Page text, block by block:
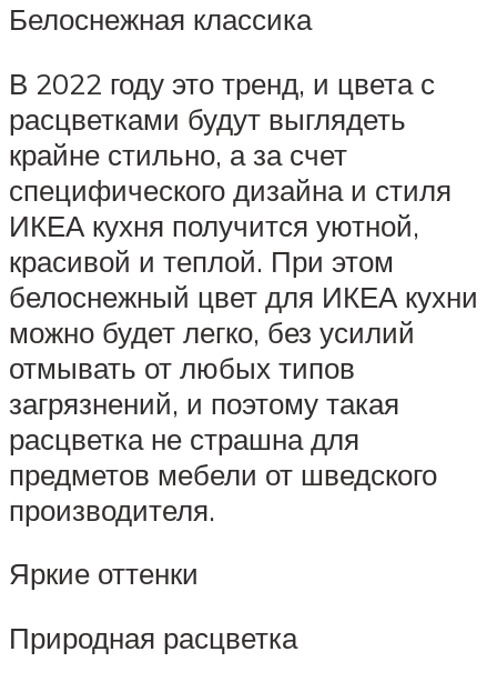
Белоснежная классика
В 2022 году это тренд, и цвета с
расцветками будут выглядеть
крайне стильно, а за счет
специфического дизайна и стиля
ИКЕА кухня получится уютной,
красивой и теплой. При этом
белоснежный цвет для ИКЕА кухни
можно будет легко, без усилий
отмывать от любых типов
загрязнений, и поэтому такая
расцветка не страшна для
предметов мебели от шведского
производителя.
Яркие оттенки
Природная расцветка